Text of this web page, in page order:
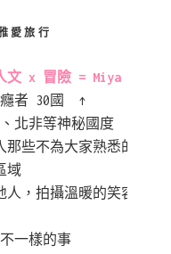
愛旅行
文 x 冒險 = Miya
癮者 30國 ↑
北非等神秘國度
些不為大家熟悉的
域
，拍攝溫暖的笑容
一樣的事